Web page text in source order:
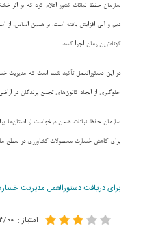
سازمان حفظ نباتات کشور اعلام کرد که بر اثر
دیم و آبی افزایش یافته است. بر همین اساس، از
کوتاه‌ترین زمان اجرا کنند.
در این دستورالعمل تأکید شده است که مدیریت
جلوگیری از ایجاد کانون‌های تجمع پرندگان در
سازمان حفظ نباتات ضمن درخواست از استان‌ها
برای کاهش خسارت محصولات کشاورزی در سطح
برای دریافت دستورالعمل مدیریت
امتیاز : ۳/۰۰